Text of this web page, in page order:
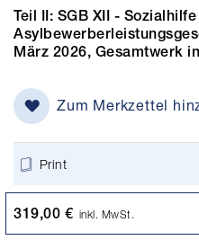
Teil II: SGB XII -
März 2026, Gesamtwerk
Zum Merkzettel
Print
319,00 € inkl. MwSt.